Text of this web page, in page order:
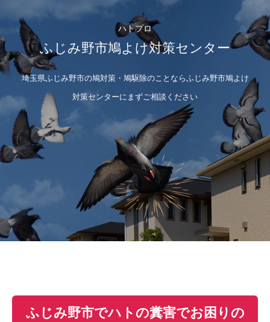
ハトプロ
ふじみ野市鳩よけ対策センター
埼玉県ふじみ野市の鳩対策・鳩駆除のことならふじみ野市鳩よけ
対策センターにまずご相談ください
ふじみ野市でハトの糞害でお困りの